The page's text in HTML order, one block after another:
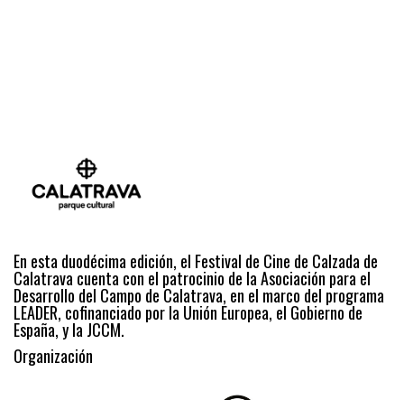
En esta duodécima edición, el Festival de Cine de Calzada de
Calatrava cuenta con el patrocinio de la Asociación para el
Desarrollo del Campo de Calatrava, en el marco del programa
LEADER, cofinanciado por la Unión Europea, el Gobierno de
España, y la JCCM.
Organización